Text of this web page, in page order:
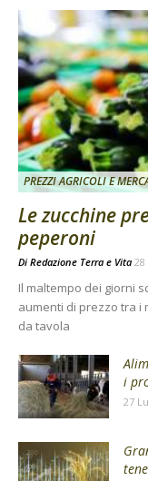
PREZZI AGRICOLI E
Le zucchine
peperoni
Di Redazione Terra e Vita 28
Il maltempo dei giorni
aumenti di prezzo tra i
da tavola
i
27